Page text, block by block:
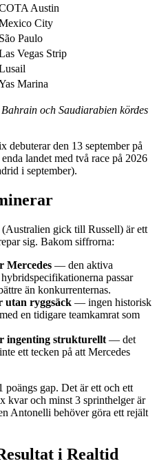
Austin
City
São Paulo
Vegas Strip
Marina
och Saudiarabien kördes
debuterar den 13 september på
landet med två race på 2026
i september).
(Australien gick till Russell) är ett
sig. Bakom siffrorna:
Mercedes — den aktiva
passar
än konkurrenternas.
utan ryggsäck — ingen historisk
en tidigare teamkamrat som
ingenting strukturellt — det
ett tecken på att Mercedes
gap. Det är ett och ett
kvar och minst 3 sprinthelger är
Antonelli behöver göra ett rejält
i Realtid